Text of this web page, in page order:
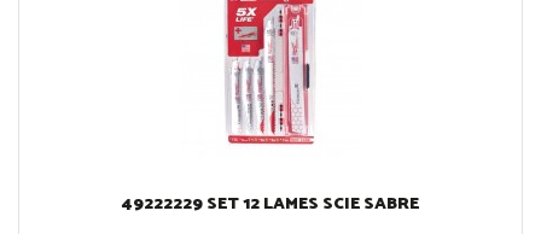
49222229 SET 12 LAMES SCIE SABRE